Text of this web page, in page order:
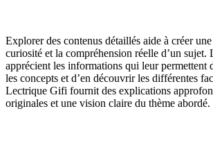
Explorer des contenus détaillés aide à créer
curiosité et la compréhension réelle d’un sujet.
apprécient les informations qui leur permettent
les concepts et d’en découvrir les différentes
Lectrique Gifi fournit des explications
originales et une vision claire du thème abordé.